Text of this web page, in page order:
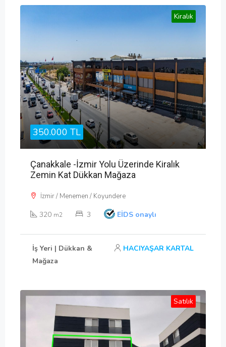
Kiralık
350.000 TL
Çanakkale -İzmir Yolu Üzerinde Kiralık
Zemin Kat Dükkan Mağaza
İzmir / Menemen / Koyundere
320 m2 3 EİDS onaylı
İş Yeri | Dükkan &
Mağaza
HACIYAŞAR KARTAL
Satılık